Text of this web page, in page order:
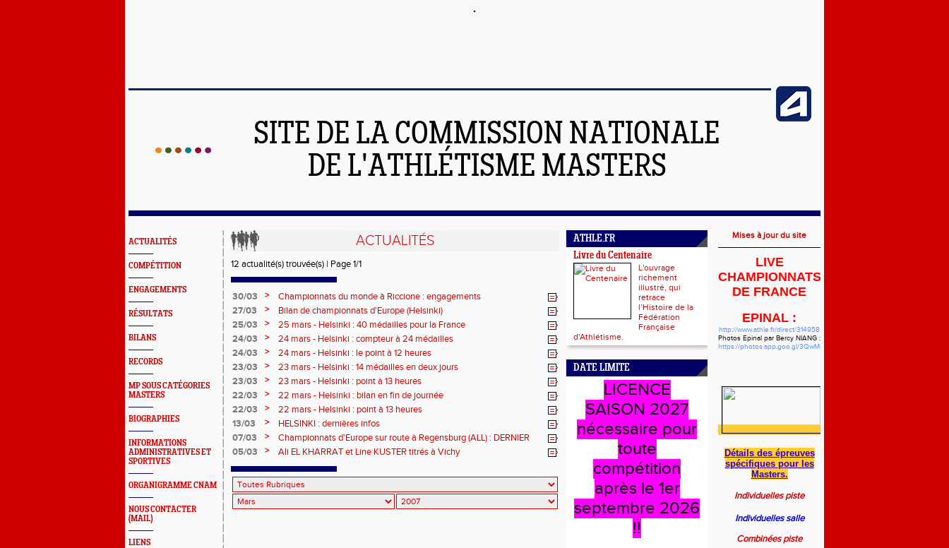
SITE DE LA COMMISSION NATIONALE
DE L'ATHLÉTISME MASTERS
ACTUALITÉS
COMPÉTITION
ENGAGEMENTS
RÉSULTATS
BILANS
RECORDS
MP SOUS CATÉGORIES
MASTERS
BIOGRAPHIES
INFORMATIONS
ADMINISTRATIVES ET
SPORTIVES
ORGANIGRAMME CNAM
NOUS CONTACTER
(MAIL)
LIENS
ACTUALITÉS
12 actualité(s) trouvée(s) | Page 1/1
30/03 >
Championnats du monde à Riccione : engagements
27/03
>
Bilan de championnats d'Europe (Helsinki)
25/03
>
25 mars - Helsinki : 40 médailles pour la France
24/03
>
24 mars - Helsinki : compteur à 24 médailles
24/03
>
24 mars - Helsinki : le point à 12 heures
23/03
>
23 mars - Helsinki : 14 médailles en deux jours
23/03
>
23 mars - Helsinki : point à 13 heures
22/03
>
22 mars - Helsinki : bilan en fin de journée
22/03
>
22 mars - Helsinki : point à 13 heures
13/03
>
HELSINKI : dernières infos
07/03
>
Championnats d'Europe sur route à Regensburg (ALL) : DERNIER
JOUR pour envoyer son inscription
05/03 > Ali EL KHARRAT et Line KUSTER titrés à Vichy
ATHLE.FR
Livre du Centenaire
L'ouvrage
richement
illustré, qui
retrace
l’Histoire de la
Fédération
Française
d'Athlétisme.
DATE LIMITE
LICENCE
SAISON 2027
nécessaire pour
toute
compétition
après le 1er
septembre 2026
!!
Mises à jour du site
LIVE
CHAMPIONNATS
DE FRANCE
EPINAL :
http://www.athle.fr/direct/314958
Photos Epinal par Bercy NIANG :
https://photos.app.goo.gl/3QwMbzgWHVdYf5pw7
Détails des épreuves
spécifiques pour les
Masters.
Individuelles piste
Individuelles salle
Combinées piste